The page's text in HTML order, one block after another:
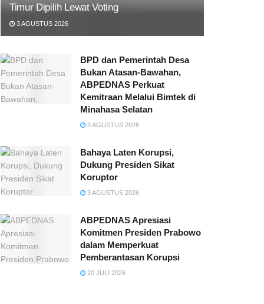
Timur Dipilih Lewat Voting
3 AGUSTUS 2026
BPD dan Pemerintah Desa
Bukan Atasan-Bawahan,
ABPEDNAS Perkuat
Kemitraan Melalui Bimtek di
Minahasa Selatan
3 AGUSTUS 2026
Bahaya Laten Korupsi,
Dukung Presiden Sikat
Koruptor
3 AGUSTUS 2026
ABPEDNAS Apresiasi
Komitmen Presiden Prabowo
dalam Memperkuat
Pemberantasan Korupsi
20 JULI 2026